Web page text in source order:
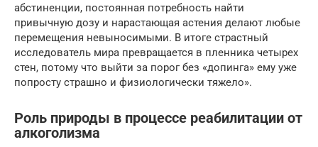
абстиненции, постоянная потребность найти
привычную дозу и нарастающая астения делают любые
перемещения невыносимыми. В итоге страстный
исследователь мира превращается в пленника четырех
стен, потому что выйти за порог без «допинга» ему уже
попросту страшно и физиологически тяжело».
Роль природы в процессе реабилитации от
алкоголизма